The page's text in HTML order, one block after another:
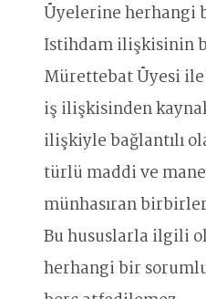
Üyelerine herhangi
İstihdam ilişkisinin
Mürettebat Üyesi
iş ilişkisinden
ilişkiyle bağlantılı
türlü maddi ve
münhasıran
Bu hususlarla ilgili
herhangi bir